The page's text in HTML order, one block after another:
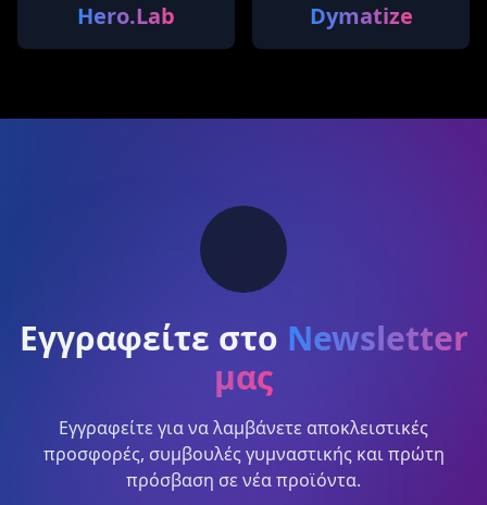
Hero.Lab Dymatize
Εγγραφείτε στο Newsletter
μας
Εγγραφείτε για να λαμβάνετε αποκλειστικές
προσφορές, συμβουλές γυμναστικής και πρώτη
πρόσβαση σε νέα προϊόντα.